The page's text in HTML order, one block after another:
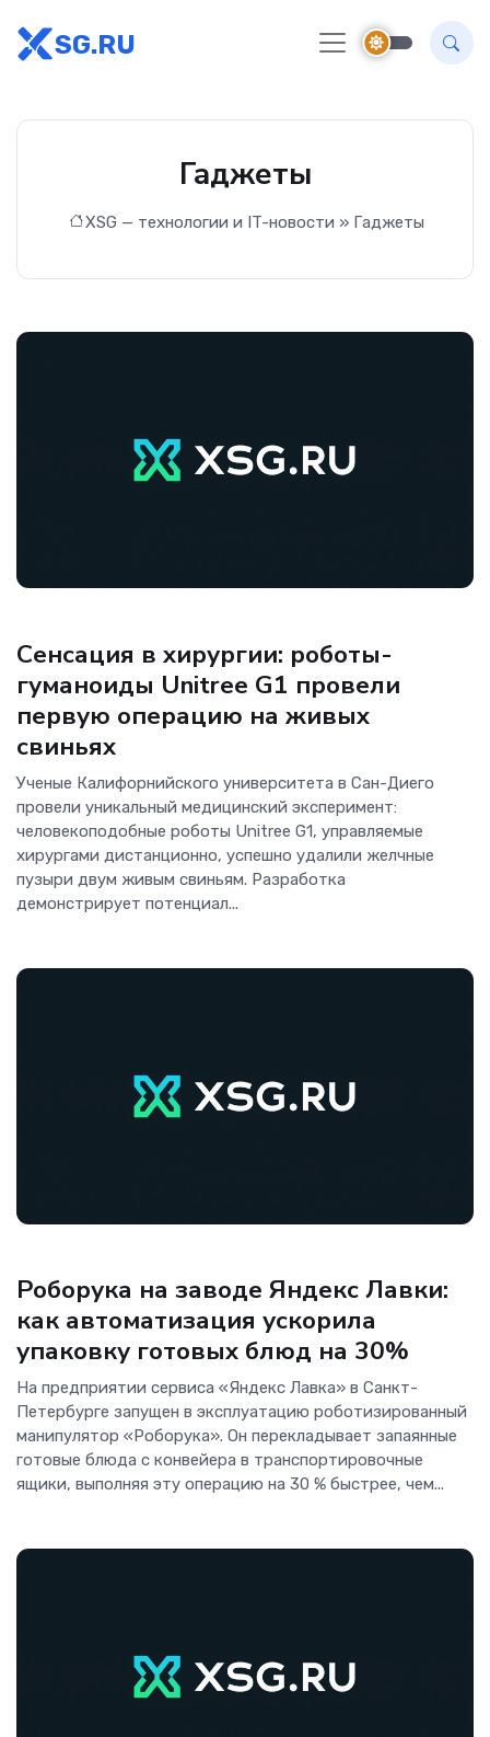
SG.RU
Гаджеты
XSG — технологии и IT-новости » Гаджеты
Сенсация в хирургии: роботы-
гуманоиды Unitree G1 провели
первую операцию на живых
свиньях
Ученые Калифорнийского университета в Сан-Диего
провели уникальный медицинский эксперимент:
человекоподобные роботы Unitree G1, управляемые
хирургами дистанционно, успешно удалили желчные
пузыри двум живым свиньям. Разработка
демонстрирует потенциал...
Роборука на заводе Яндекс Лавки:
как автоматизация ускорила
упаковку готовых блюд на 30%
На предприятии сервиса «Яндекс Лавка» в Санкт-
Петербурге запущен в эксплуатацию роботизированный
манипулятор «Роборука». Он перекладывает запаянные
готовые блюда с конвейера в транспортировочные
ящики, выполняя эту операцию на 30 % быстрее, чем...